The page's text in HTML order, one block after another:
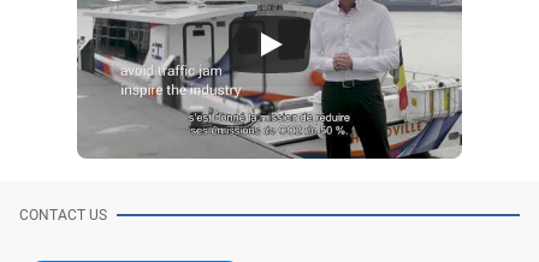
CONTACT US